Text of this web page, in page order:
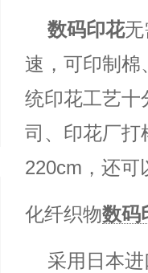
数码印花无
速，可印制棉
统印花工艺十
司、印花厂打
220cm，还可
化纤织物数码
采用日本